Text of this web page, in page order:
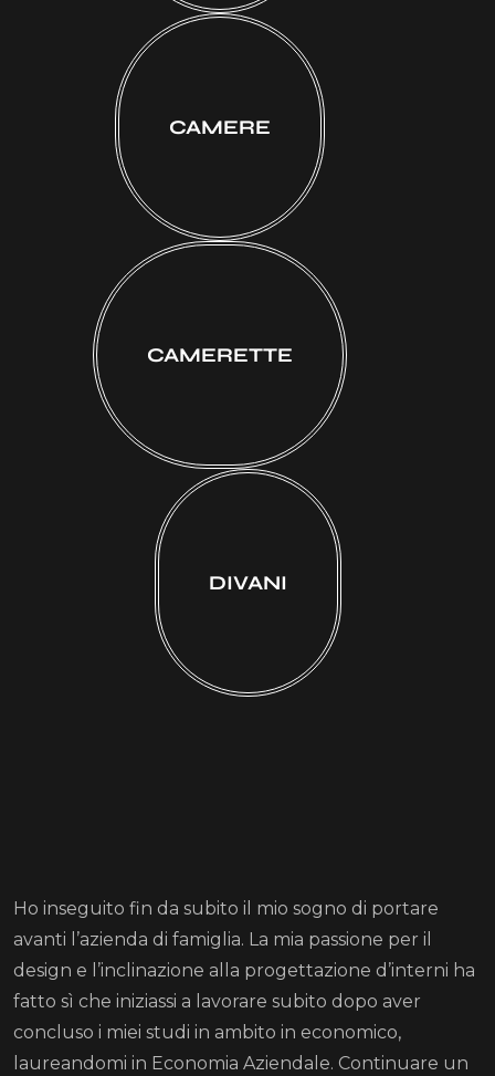
CAMERE
CAMERETTE
DIVANI
Ho inseguito fin da subito il mio sogno di portare
avanti l’azienda di famiglia. La mia passione per il
design e l’inclinazione alla progettazione d’interni ha
fatto sì che iniziassi a lavorare subito dopo aver
concluso i miei studi in ambito in economico,
laureandomi in Economia Aziendale. Continuare un